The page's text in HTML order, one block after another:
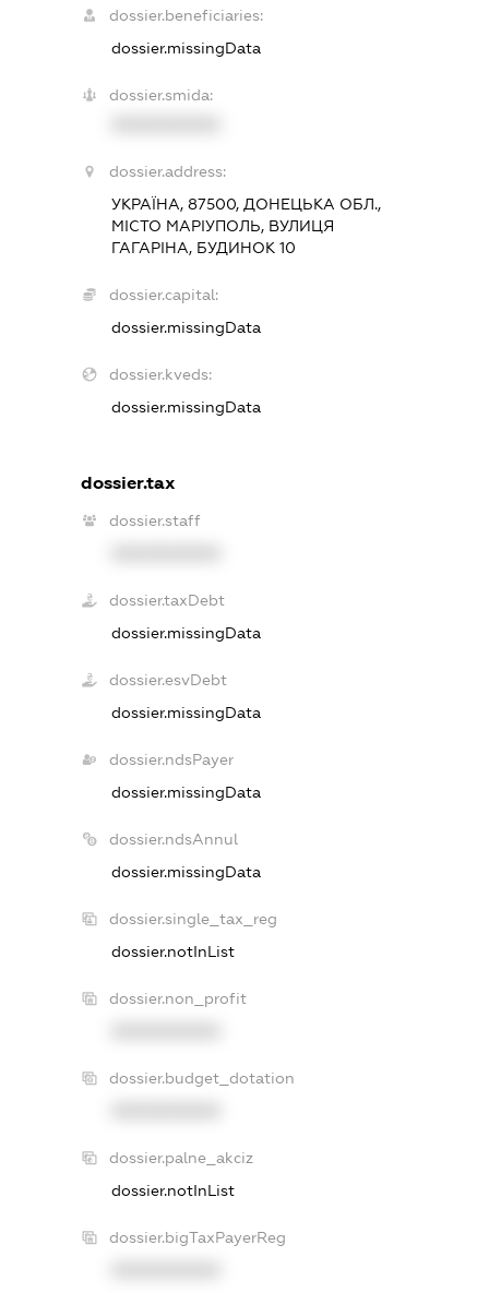
dossier.beneficiaries:
dossier.missingData
dossier.smida:
dossier.address:
УКРАЇНА, 87500, ДОНЕЦЬКА ОБЛ.,
МІСТО МАРІУПОЛЬ, ВУЛИЦЯ
ГАГАРІНА, БУДИНОК 10
dossier.capital:
dossier.missingData
dossier.kveds:
dossier.missingData
dossier.tax
dossier.staff
dossier.taxDebt
dossier.missingData
dossier.esvDebt
dossier.missingData
dossier.ndsPayer
dossier.missingData
dossier.ndsAnnul
dossier.missingData
dossier.single_tax_reg
dossier.notInList
dossier.non_profit
dossier.budget_dotation
dossier.palne_akciz
dossier.notInList
dossier.bigTaxPayerReg